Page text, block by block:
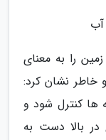
آب
را به معنای
خاطر نشان کرد:
ها کنترل شود و
در بالا دست به